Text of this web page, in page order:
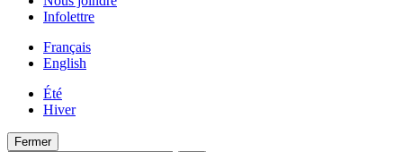
Infolettre
Français
English
Été
Hiver
Fermer